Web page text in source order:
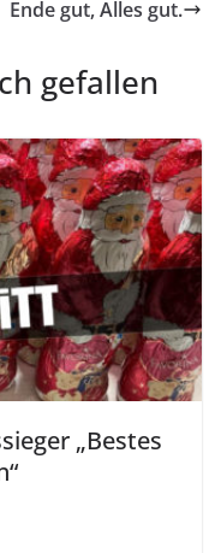
Ende gut, Alles gut.
gefallen
„Bestes